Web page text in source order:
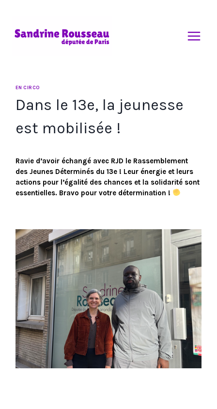
EN CIRCO
Dans le 13e, la jeunesse
est mobilisée !
Ravie d’avoir échangé avec RJD le Rassemblement
des Jeunes Déterminés du 13e ! Leur énergie et leurs
actions pour l’égalité des chances et la solidarité sont
essentielles. Bravo pour votre détermination !